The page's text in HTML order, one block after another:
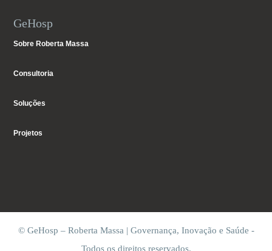
GeHosp
Sobre Roberta Massa
Consultoria
Soluções
Projetos
© GeHosp – Roberta Massa | Governança, Inovação e Saúde -
Todos os direitos reservados.